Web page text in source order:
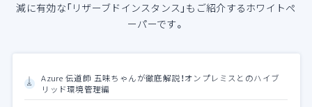
減に有効な「リザーブドインスタンス」もご紹介するホワイトペ
ーパーです。
Azure 伝道師 五味ちゃんが徹底解説！オンプレミスとのハイブ
リッド環境管理編